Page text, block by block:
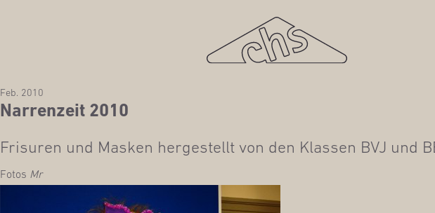
Nar­ren­zeit 2010
Feb. 2010
Fri­su­ren und Mas­ken her­ge­stellt von den Klas­sen BVJ und
Fotos Mr